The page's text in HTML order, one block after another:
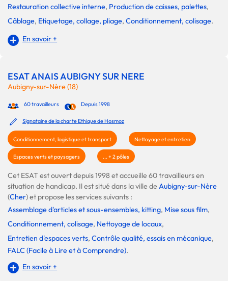
Restauration collective interne, Production de caisses, palettes,
Câblage, Etiquetage, collage, pliage, Conditionnement, colisage.
En savoir +
ESAT ANAIS AUBIGNY SUR NERE
Aubigny-sur-Nère (18)
60 travailleurs Depuis 1998
Signataire de la charte Ethique de Hosmoz
Conditionnement, logistique et transport Nettoyage et entretien
Espaces verts et paysagers ... + 2 pôles
Cet ESAT est ouvert depuis 1998 et accueille 60 travailleurs en
situation de handicap. Il est situé dans la ville de Aubigny-sur-Nère
(Cher) et propose les services suivants :
Assemblage d'articles et sous-ensembles, kitting, Mise sous film,
Conditionnement, colisage, Nettoyage de locaux,
Entretien d'espaces verts, Contrôle qualité, essais en mécanique,
FALC (Facile à Lire et à Comprendre).
En savoir +